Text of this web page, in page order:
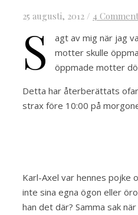
25 augusti, 2012 / 4
s
agt av mig när jag
motter skulle
öppmade motter
Detta har återberättats
strax före 10:00 på
Karl-Axel var hennes
inte sina egna ögon eller
han det där? Samma sak